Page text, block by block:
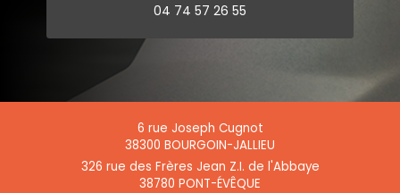
04 74 57 26 55
6 rue Joseph Cugnot
38300 BOURGOIN-JALLIEU
326 rue des Frères Jean Z.I. de l'Abbaye
38780 PONT-ÉVÊQUE